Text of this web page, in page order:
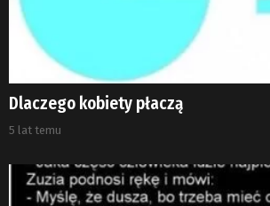
Dlaczego kobiety płaczą
5 lat temu